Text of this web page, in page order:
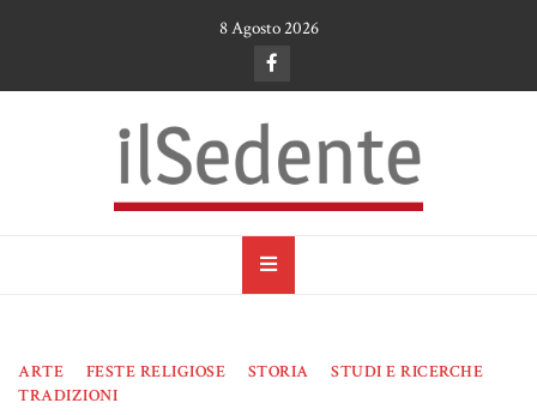
8 Agosto 2026
il Sedente
ARTE FESTE RELIGIOSE STORIA
STUDI E RICERCHE
TRADIZIONI